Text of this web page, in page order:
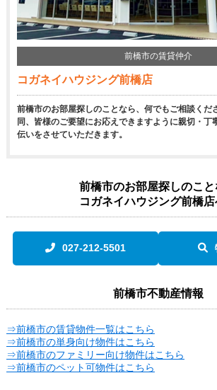
前橋市の賃貸仲介
コガネイハウジング前橋店
前橋市のお部屋探しのことなら、何でもご相談くだ
同、皆様のご要望にお応えできますように親切・丁
伝いをさせていただきます。
前橋市のお部屋探しのこと
コガネイハウジング前橋店
027-212-5501
前橋市不動産情報
⇒前橋市の賃貸物件一覧はこちら
⇒前橋市の単身向け物件はこちら
⇒前橋市のファミリー向け物件はこちら
⇒前橋市のペット可物件はこちら